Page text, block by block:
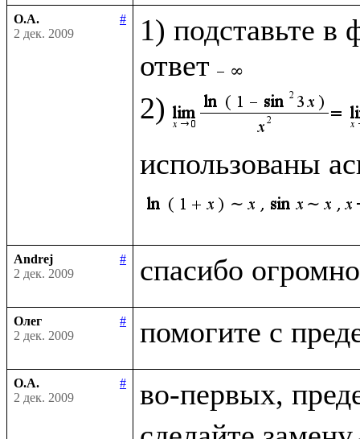
О.А.
#
2 дек. 2009
1) подставьте в
ответ
2)
использованы
Andrej
#
2 дек. 2009
Олег
#
2 дек. 2009
О.А.
#
2 дек. 2009
во-первых,